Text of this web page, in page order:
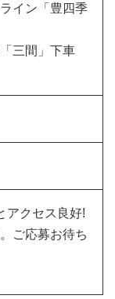
イン「豊四季
「三間」下車
アクセス良好!
ご応募お待ち